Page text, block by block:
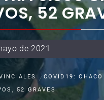
52
de 2021
COVID19:
52 GRAVES